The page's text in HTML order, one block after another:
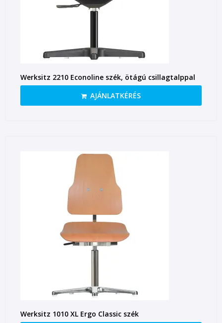
Werksitz 2210 Econoline szék, ötágú csillagtalppal
AJÁNLATKÉRÉS
Werksitz 1010 XL Ergo Classic szék